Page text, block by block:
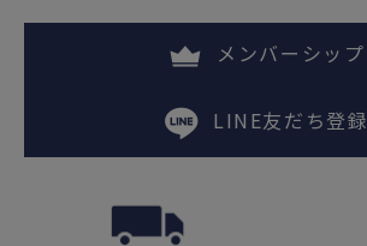
メンバーシップ
LINE友だち登録